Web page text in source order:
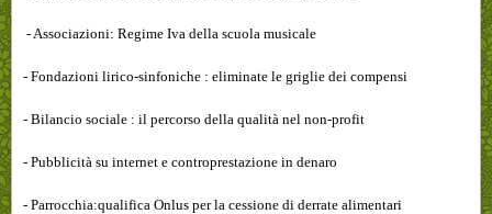
- Associazioni: Regime Iva della scuola musicale
- Fondazioni lirico-sinfoniche : eliminate le griglie dei compensi
- Bilancio sociale : il percorso della qualità nel non-profit
- Pubblicità su internet e controprestazione in denaro
- Parrocchia:qualifica Onlus per la cessione di derrate alimentari